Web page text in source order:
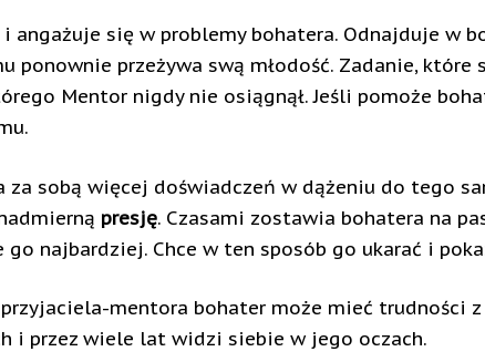
i angażuje się w problemy bohatera. Odnajduje w
ponownie przeżywa swą młodość. Zadanie,
Mentor nigdy nie osiągnął. Jeśli pomoże
za sobą więcej doświadczeń w dążeniu do tego
presję. Czasami zostawia bohatera na
go najbardziej. Chce w ten sposób go ukarać i
mentora bohater może mieć trudności
i przez wiele lat widzi siebie w jego oczach.